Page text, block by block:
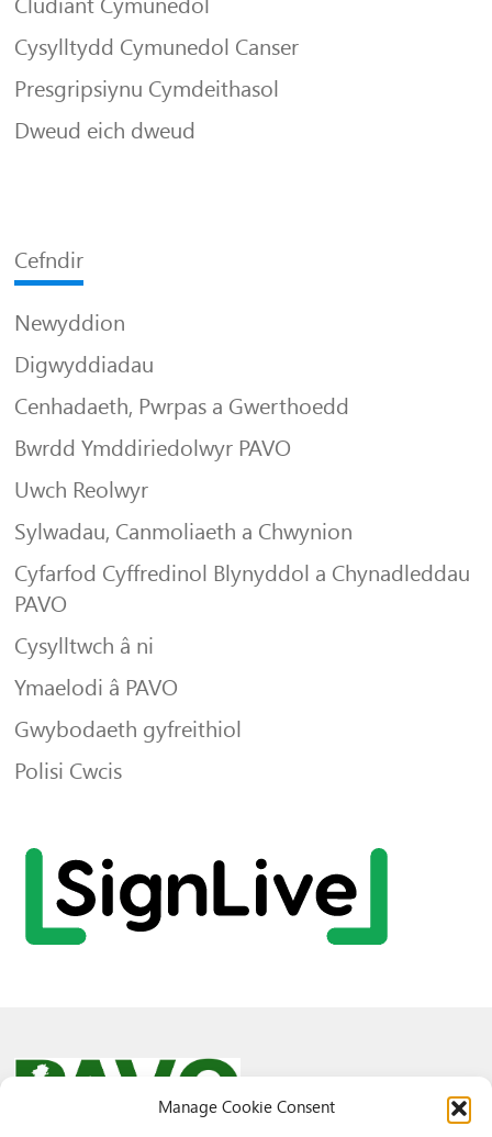
Manage Cookie Consent
Cludiant Cymunedol
Cysylltydd Cymunedol Canser
Presgripsiynu Cymdeithasol
Dweud eich dweud
Cefndir
Newyddion
Digwyddiadau
Cenhadaeth, Pwrpas a Gwerthoedd
Bwrdd Ymddiriedolwyr PAVO
Uwch Reolwyr
Sylwadau, Canmoliaeth a Chwynion
Cyfarfod Cyffredinol Blynyddol a Chynadleddau
PAVO
Cysylltwch â ni
Ymaelodi â PAVO
Gwybodaeth gyfreithiol
Polisi Cwcis